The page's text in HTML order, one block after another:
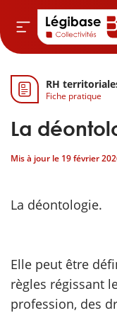
& Cimetières
RH
Fiche pratique
La
Mis à jour le 19 février
La déontologie.
Elle peut être
règles régissant
profession, des